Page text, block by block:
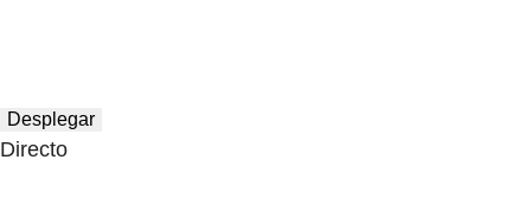
Desplegar
Directo